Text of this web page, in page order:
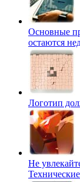
Основные
остаются
Логотип
Не